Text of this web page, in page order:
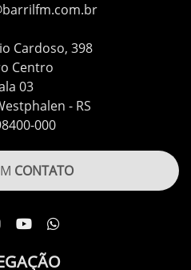
Cardoso, 398
Centro
03
- RS
000
CONTATO